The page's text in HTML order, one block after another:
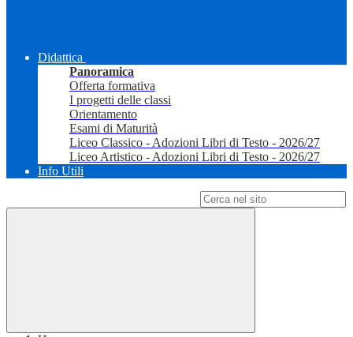
Didattica
Panoramica
Offerta formativa
I progetti delle classi
Orientamento
Esami di Maturità
Liceo Classico - Adozioni Libri di Testo - 2026/27
Liceo Artistico - Adozioni Libri di Testo - 2026/27
Info Utili